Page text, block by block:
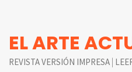
EL ARTE
REVISTA VERSIÓN IMPRESA |